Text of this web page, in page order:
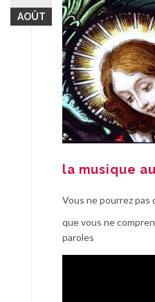
AOÛT
la musique
Vous ne pourrez pas
que vous ne
paroles